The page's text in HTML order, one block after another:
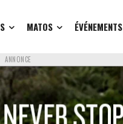
MATOS ÉVÉNEMENTS
ANNONCE